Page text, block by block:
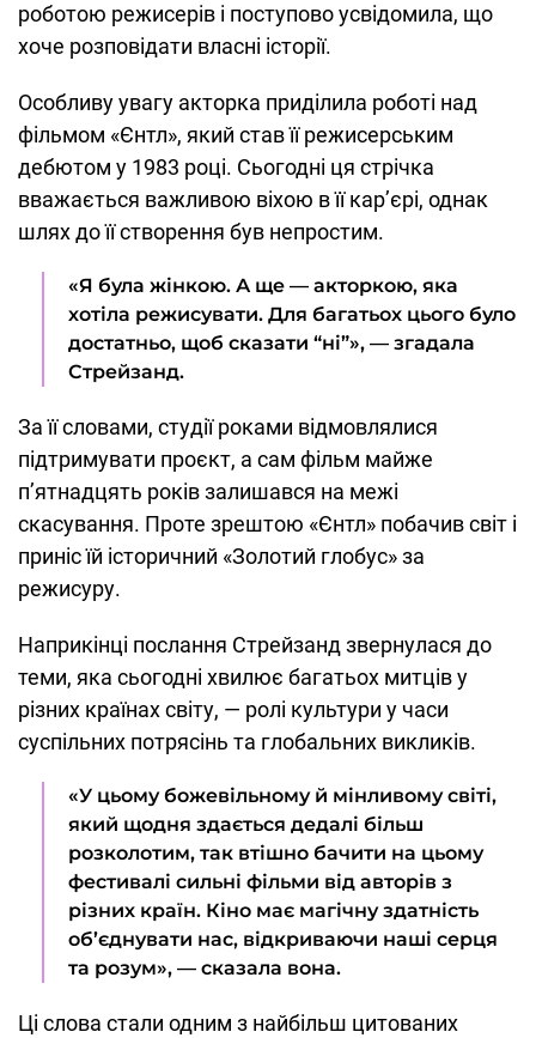
роботою режисерів і поступово усвідомила, що
хоче розповідати власні історії.
Особливу увагу акторка приділила роботі над
фільмом «Єнтл», який став її режисерським
дебютом у 1983 році. Сьогодні ця стрічка
вважається важливою віхою в її кар’єрі, однак
шлях до її створення був непростим.
«Я була жінкою. А ще — акторкою, яка
хотіла режисувати. Для багатьох цього було
достатньо, щоб сказати “ні”», — згадала
Стрейзанд.
За її словами, студії роками відмовлялися
підтримувати проєкт, а сам фільм майже
п’ятнадцять років залишався на межі
скасування. Проте зрештою «Єнтл» побачив світ і
приніс їй історичний «Золотий глобус» за
режисуру.
Наприкінці послання Стрейзанд звернулася до
теми, яка сьогодні хвилює багатьох митців у
різних країнах світу, — ролі культури у часи
суспільних потрясінь та глобальних викликів.
«У цьому божевільному й мінливому світі,
який щодня здається дедалі більш
розколотим, так втішно бачити на цьому
фестивалі сильні фільми від авторів з
різних країн. Кіно має магічну здатність
об’єднувати нас, відкриваючи наші серця
та розум», — сказала вона.
Ці слова стали одним з найбільш цитованих